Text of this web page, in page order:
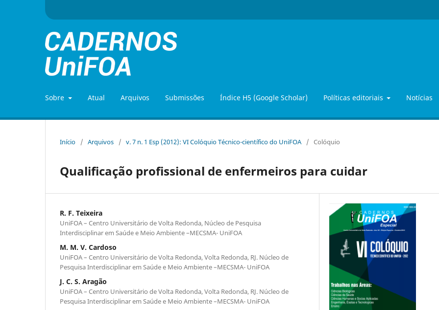
Sobre Atual Arquivos Submissões Índice H5 (Google Scholar) Políticas editoriais Notícias
Início / Arquivos / v. 7 n. 1 Esp (2012): VI Colóquio Técnico-científico do UniFOA / Colóquio
Qualificação profissional de enfermeiros para cuidar
R. F. Teixeira
UniFOA – Centro Universitário de Volta Redonda, Núcleo de Pesquisa
Interdisciplinar em Saúde e Meio Ambiente –MECSMA- UniFOA
M. M. V. Cardoso
UniFOA – Centro Universitário de Volta Redonda, Volta Redonda, RJ. Núcleo de
Pesquisa Interdisciplinar em Saúde e Meio Ambiente –MECSMA- UniFOA
J. C. S. Aragão
UniFOA – Centro Universitário de Volta Redonda, Volta Redonda, RJ. Núcleo de
Pesquisa Interdisciplinar em Saúde e Meio Ambiente –MECSMA- UniFOA